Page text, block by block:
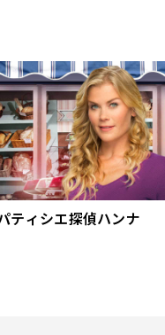
ティシエ探偵ハンナ